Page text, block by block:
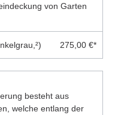
von Garten
275,00 €*
besteht aus
welche entlang der